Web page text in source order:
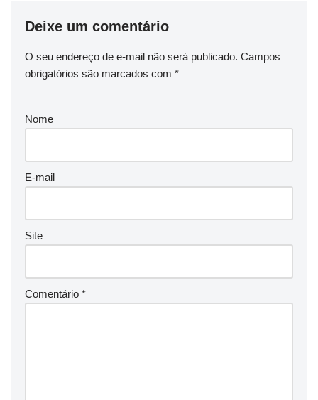
Deixe um comentário
O seu endereço de e-mail não será publicado. Campos
obrigatórios são marcados com *
Nome
E-mail
Site
Comentário *